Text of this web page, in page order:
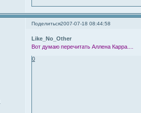
Поделиться2007-07-18 08:44:58
Like_No_Other
Вот думаю перечитать Аллена Карра....
0